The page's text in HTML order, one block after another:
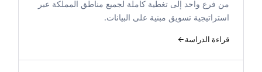
من فرع واحد إلى تغطية كاملة لجميع مناطق المملكة عبر
استراتيجية تسويق مبنية على البيانات.
قراءة الدراسة